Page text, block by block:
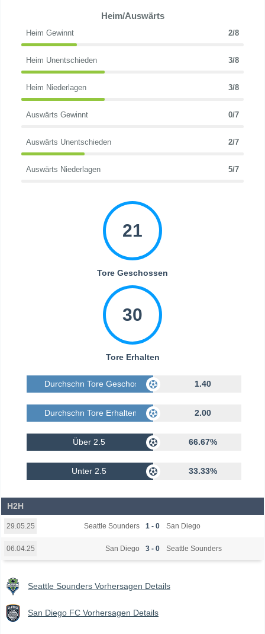
Heim/Auswärts
Heim Gewinnt 2/8
Heim Unentschieden 3/8
Heim Niederlagen 3/8
Auswärts Gewinnt 0/7
Auswärts Unentschieden 2/7
Auswärts Niederlagen 5/7
21
Tore Geschossen
30
Tore Erhalten
Durchschn Tore Geschossen 1.40
Durchschn Tore Erhalten 2.00
Über 2.5 66.67%
Unter 2.5 33.33%
H2H
29.05.25 Seattle Sounders 1 - 0 San Diego
06.04.25 San Diego 3 - 0 Seattle Sounders
Seattle Sounders Vorhersagen Details
San Diego FC Vorhersagen Details